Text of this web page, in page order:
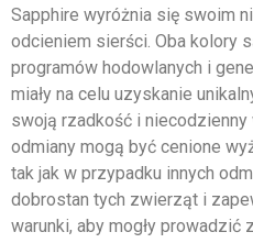
Sapphire wyróżnia się swoim
odcieniem sierści. Oba kolory
programów hodowlanych i
miały na celu uzyskanie
swoją rzadkość i
odmiany mogą być cenione
tak jak w przypadku innych
dobrostan tych zwierząt i
warunki, aby mogły